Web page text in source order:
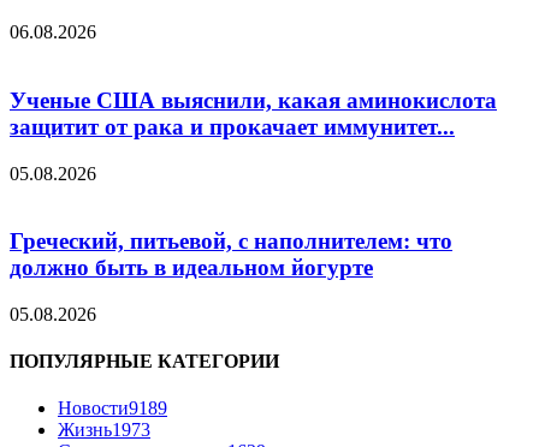
06.08.2026
Ученые США выяснили, какая аминокислота
защитит от рака и прокачает иммунитет...
05.08.2026
Греческий, питьевой, с наполнителем: что
должно быть в идеальном йогурте
05.08.2026
ПОПУЛЯРНЫЕ КАТЕГОРИИ
Новости9189
Жизнь1973